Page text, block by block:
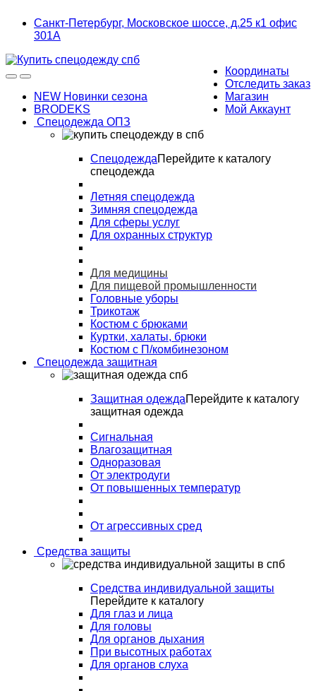
navigation
content
Санкт-Петербург, Московское шоссе, д.25 к1 офис
301А
Координаты
Отследить заказ
Магазин
Мой Аккаунт
NEW Новинки сезона
BRODEKS
Спецодежда ОПЗ
СпецодеждаПерейдите к каталогу
спецодежда
Летняя спецодежда
Зимняя спецодежда
Для сферы услуг
Для охранных структур
Для медицины
Для пищевой промышленности
Головные уборы
Трикотаж
Костюм с брюками
Куртки, халаты, брюки
Костюм с П/комбинезоном
Спецодежда защитная
Защитная одеждаПерейдите к каталогу
защитная одежда
Сигнальная
Влагозащитная
Одноразовая
От электродуги
От повышенных температур
От агрессивных сред
Средства защиты
Средства индивидуальной защиты
Перейдите к каталогу
Для глаз и лица
Для головы
Для органов дыхания
При высотных работах
Для органов слуха